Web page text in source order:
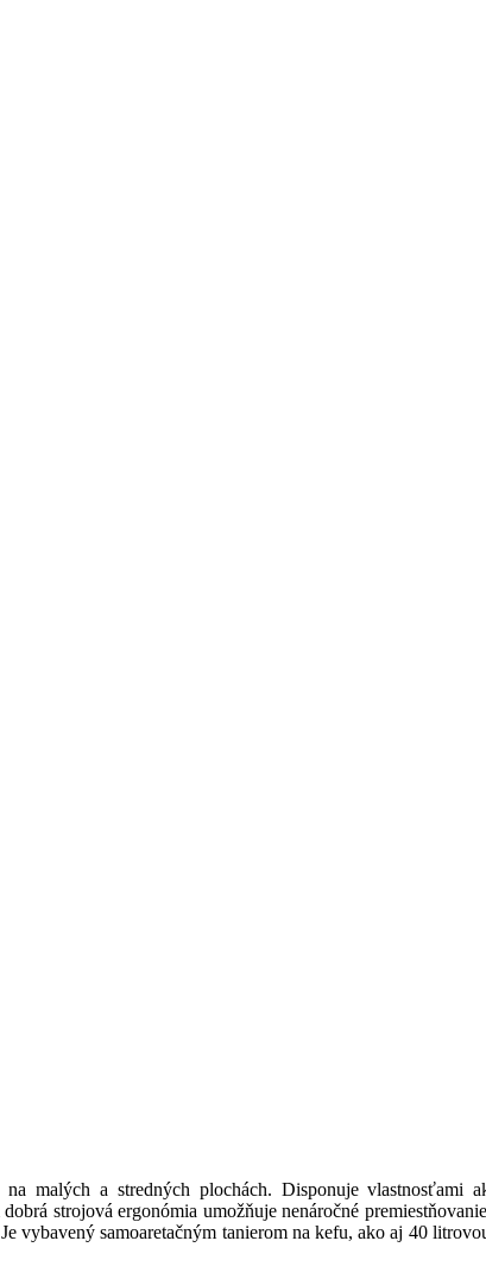
malých a stredných plochách. Disponuje vlastnosťami
strojová ergonómia umožňuje nenáročné
samoaretačným tanierom na kefu, ako aj 40